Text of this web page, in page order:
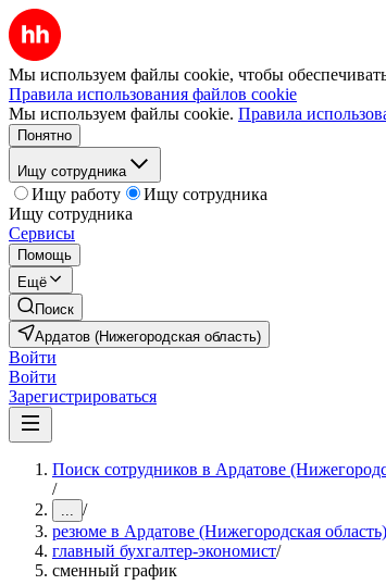
Мы используем файлы cookie, чтобы
Правила использования файлов cookie
Мы используем файлы cookie. Правила
Понятно
Ищу сотрудника
Ищу работу
Ищу сотрудника
Ищу сотрудника
Сервисы
Помощь
Ещё
Поиск
Ардатов (Нижегородская область)
Войти
Войти
Зарегистрироваться
Поиск сотрудников в Ардатове
/
... /
резюме в Ардатове (Нижегородская область)
главный бухгалтер-экономист/
сменный график